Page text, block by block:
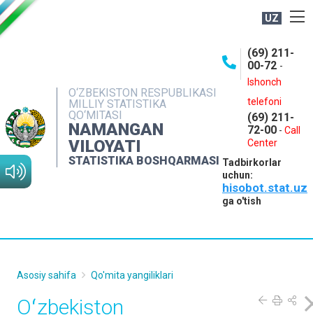
UZ
O‘ZBEKISTON RESPUBLIKASI
MILLIY STATISTIKA
QO‘MITASI
NAMANGAN
VILOYATI
STATISTIKA BOSHQARMASI
(69) 211-
00-72 -
Ishonch
telefoni
(69) 211-
72-00 - Call
Center
Tadbirkorlar
uchun:
hisobot.stat.uz
ga o'tish
NASHRLAR
INTERAKTIV XIZMATLAR
MATBUOT XIZMATI
MUROJAATLAR
Asosiy sahifa Qo'mita yangiliklari
Oʻzbekiston